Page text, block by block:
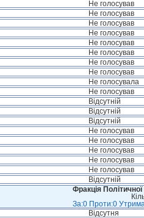
Не голосував
Не голосував
Не голосував
Не голосував
Не голосував
Не голосував
Не голосував
Не голосував
Не голосувала
Не голосував
Відсутній
Відсутній
Відсутній
Не голосував
Не голосував
Не голосував
Не голосував
Не голосував
Відсутній
Фракція
За:0 Проти:0
Відсутня